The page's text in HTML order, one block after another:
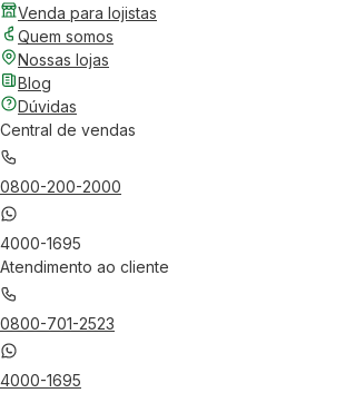
Venda para lojistas
Quem somos
Nossas lojas
Blog
Dúvidas
Central de vendas
0800-200-2000
4000-1695
Atendimento ao cliente
0800-701-2523
4000-1695